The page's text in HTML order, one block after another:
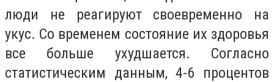
люди не реагируют своевременно на
укус. Со временем состояние их здоровья
все больше ухудшается. Согласно
статистическим данным, 4-6 процентов